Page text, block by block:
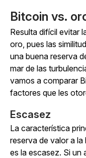
Bitcoin vs.
Resulta difícil evitar
oro, pues las
una buena reserva
mar de las
vamos a comparar
factores que les
Escasez
La característica
reserva de valor a
es la escasez. Si un